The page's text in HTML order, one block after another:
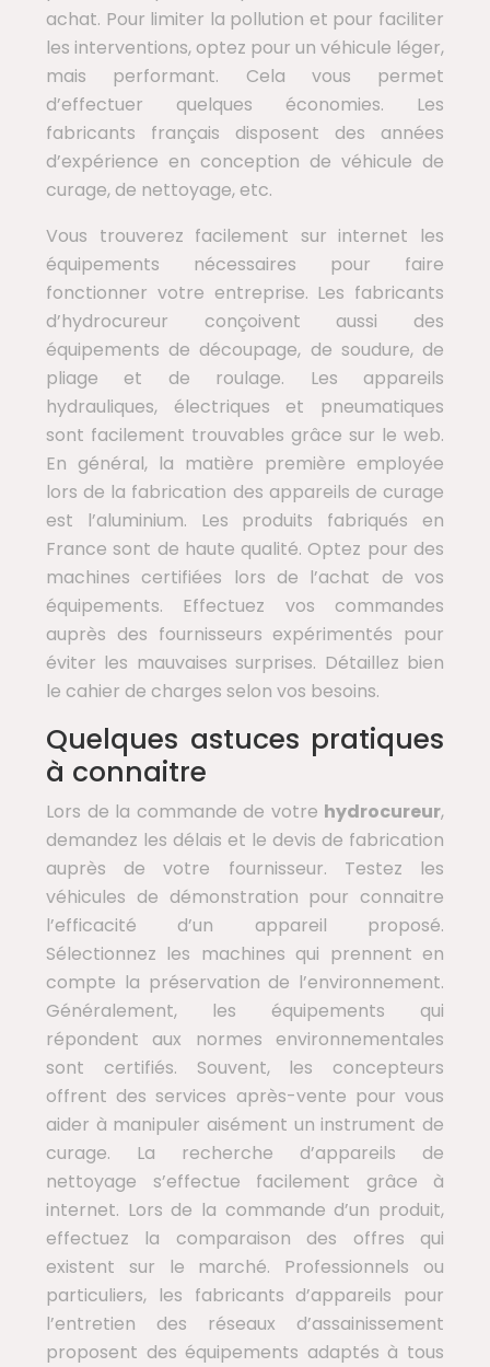
achat. Pour limiter la pollution et pour faciliter
les interventions, optez pour un véhicule léger,
mais performant. Cela vous permet
d’effectuer quelques économies. Les
fabricants français disposent des années
d’expérience en conception de véhicule de
curage, de nettoyage, etc.
Vous trouverez facilement sur internet les
équipements nécessaires pour faire
fonctionner votre entreprise. Les fabricants
d’hydrocureur conçoivent aussi des
équipements de découpage, de soudure, de
pliage et de roulage. Les appareils
hydrauliques, électriques et pneumatiques
sont facilement trouvables grâce sur le web.
En général, la matière première employée
lors de la fabrication des appareils de curage
est l’aluminium. Les produits fabriqués en
France sont de haute qualité. Optez pour des
machines certifiées lors de l’achat de vos
équipements. Effectuez vos commandes
auprès des fournisseurs expérimentés pour
éviter les mauvaises surprises. Détaillez bien
le cahier de charges selon vos besoins.
Quelques astuces pratiques
à connaitre
Lors de la commande de votre hydrocureur,
demandez les délais et le devis de fabrication
auprès de votre fournisseur. Testez les
véhicules de démonstration pour connaitre
l’efficacité d’un appareil proposé.
Sélectionnez les machines qui prennent en
compte la préservation de l’environnement.
Généralement, les équipements qui
répondent aux normes environnementales
sont certifiés. Souvent, les concepteurs
offrent des services après-vente pour vous
aider à manipuler aisément un instrument de
curage. La recherche d’appareils de
nettoyage s’effectue facilement grâce à
internet. Lors de la commande d’un produit,
effectuez la comparaison des offres qui
existent sur le marché. Professionnels ou
particuliers, les fabricants d’appareils pour
l’entretien des réseaux d’assainissement
proposent des équipements adaptés à tous